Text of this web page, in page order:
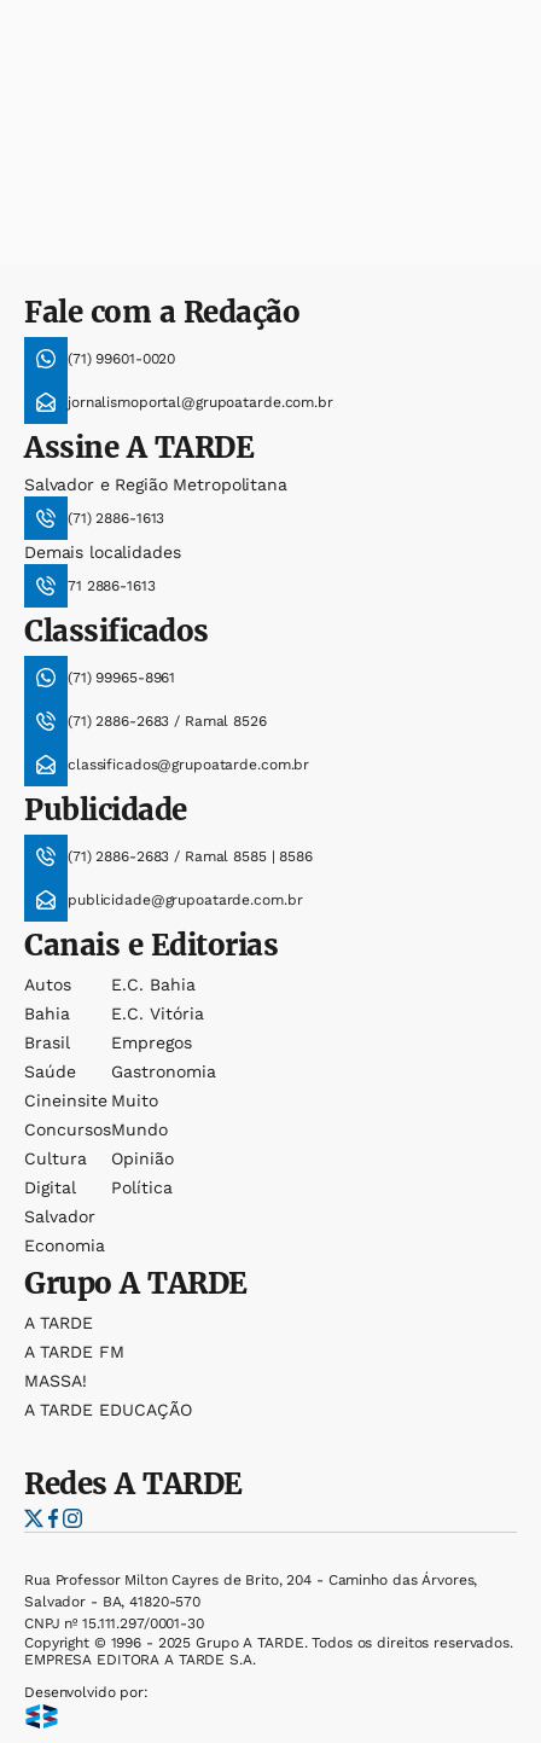
Fale com a Redação
(71) 99601-0020
jornalismoportal@grupoatarde.com.br
AssineA TARDE
Salvador e Região Metropolitana
(71) 2886-1613
Demais localidades
71 2886-1613
Classificados
(71) 99965-8961
(71) 2886-2683 / Ramal 8526
classificados@grupoatarde.com.br
Publicidade
(71) 2886-2683 / Ramal 8585 | 8586
publicidade@grupoatarde.com.br
Canais e Editorias
Autos
Bahia
Brasil
Saúde
Cineinsite
Concursos
Cultura
Digital
Salvador
Economia
E.c. Bahia
E.c. Vitória
Empregos
Gastronomia
Muito
Mundo
Opinião
Política
GrupoA TARDE
A TARDE
A TARDE FM
MASSA!
A TARDE EDUCAÇÃO
RedesA TARDE
Rua Professor Milton Cayres de Brito, 204 - Caminho das Árvores,
Salvador - BA, 41820-570
CNPJ nº 15.111.297/0001-30
Copyright © 1996 - 2025 Grupo A TARDE. Todos os direitos reservados.
EMPRESA EDITORA A TARDE S.A.
Desenvolvido por: